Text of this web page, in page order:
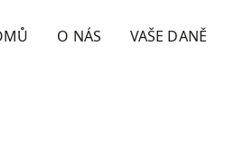
O NÁS VAŠE DANĚ